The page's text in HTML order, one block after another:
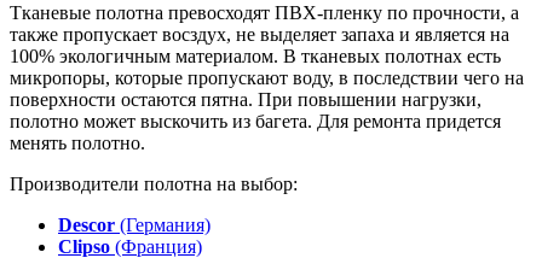
Тканевые полотна превосходят ПВХ-пленку по прочности, а
также пропускает восздух, не выделяет запаха и является на
100% экологичным материалом. В тканевых полотнах есть
микропоры, которые пропускают воду, в последствии чего на
поверхности остаются пятна. При повышении нагрузки,
полотно может выскочить из багета. Для ремонта придется
менять полотно.
Производители полотна на выбор:
Descor (Германия)
Clipso (Франция)